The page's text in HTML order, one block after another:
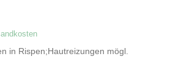
in Rispen;Hautreizungen mögl.